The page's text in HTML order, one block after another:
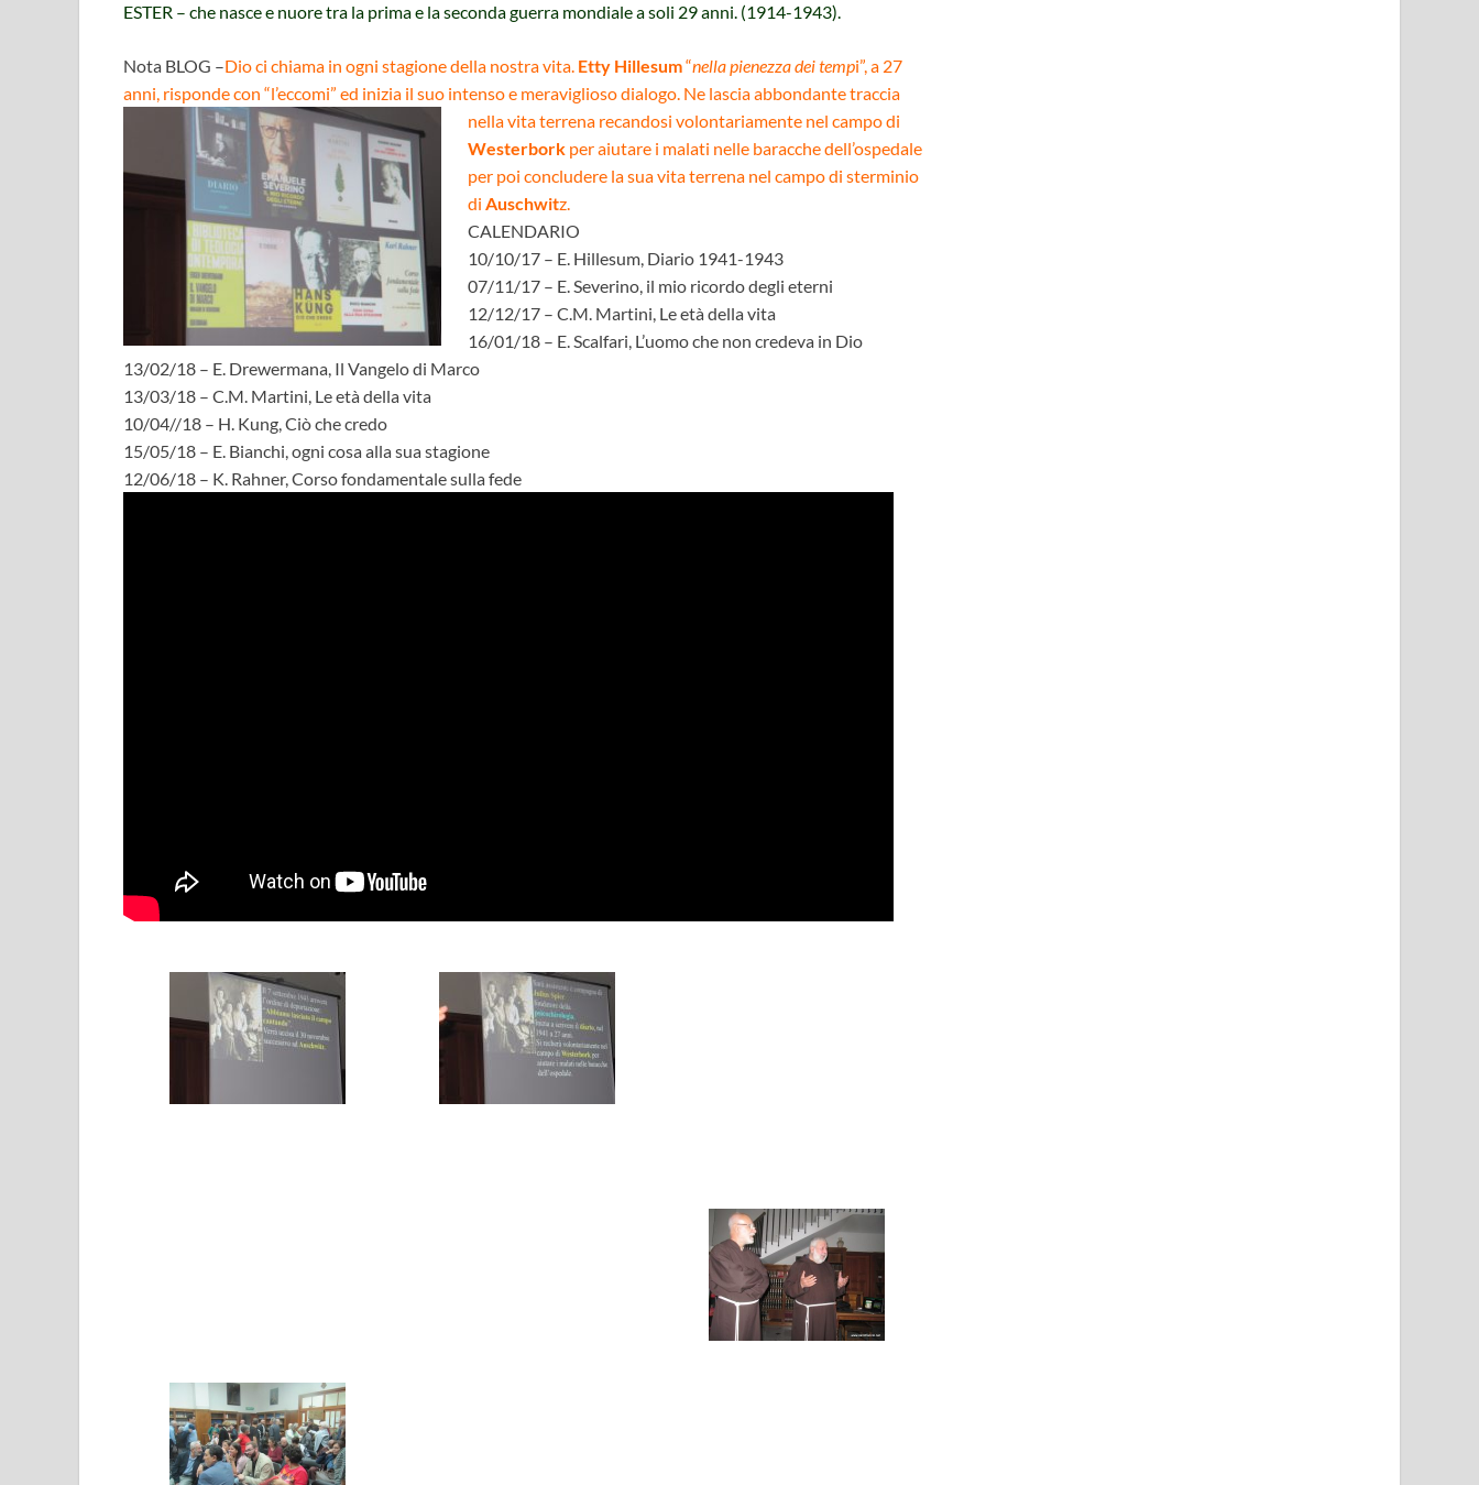
ESTER – che nasce e nuore tra la prima e la seconda guerra mondiale a soli 29 anni. (1914-1943).
Nota BLOG –Dio ci chiama in ogni stagione della nostra vita. Etty Hillesum“nella pienezza dei tempi”, a 27
anni, risponde con “l’eccomi” ed inizia il suo intenso e meraviglioso dialogo. Ne lascia abbondante traccia
nella vita terrena recandosi volontariamente nel campo di
Westerbork per aiutare i malati nelle baracche dell’ospedale
per poi concludere la sua vita terrena nel campo di sterminio
di Auschwitz.
CALENDARIO
10/10/17 – E. Hillesum, Diario 1941-1943
07/11/17 – E. Severino, il mio ricordo degli eterni
12/12/17 – C.M. Martini, Le età della vita
16/01/18 – E. Scalfari, L’uomo che non credeva in Dio
13/02/18 – E. Drewermana, Il Vangelo di Marco
13/03/18 – C.M. Martini, Le età della vita
10/04//18 – H. Kung, Ciò che credo
15/05/18 – E. Bianchi, ogni cosa alla sua stagione
12/06/18 – K. Rahner, Corso fondamentale sulla fede